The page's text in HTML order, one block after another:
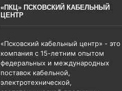
«ПКЦ» ПСКОВСКИЙ КАБЕЛЬНЫЙ
ЦЕНТР
«Псковский кабельный центр» - это
компания с 15-летним опытом
федеральных и международных
поставок кабельной,
электротехнической,